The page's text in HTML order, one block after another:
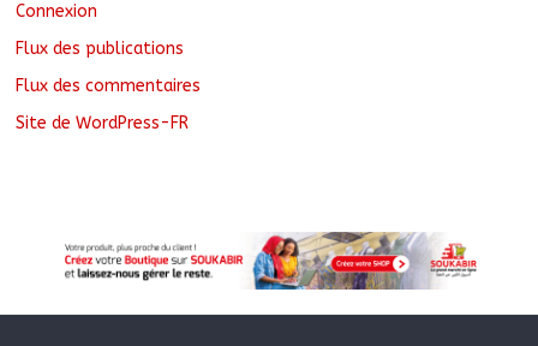
Connexion
Flux des publications
Flux des commentaires
Site de WordPress-FR